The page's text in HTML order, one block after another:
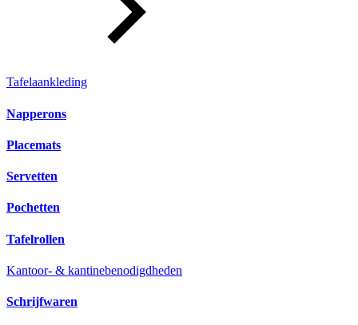
Tafelaankleding
Napperons
Placemats
Servetten
Pochetten
Tafelrollen
Kantoor- & kantinebenodigdheden
Schrijfwaren